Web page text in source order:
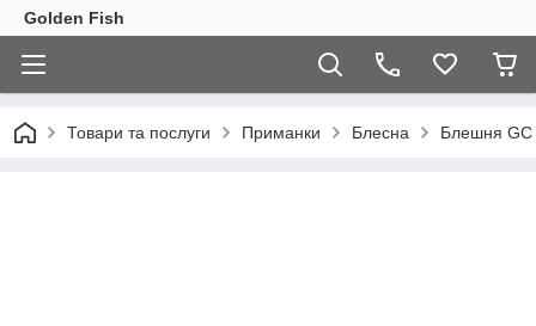
Golden Fish
Товари та послуги Приманки Блесна Блешня GC